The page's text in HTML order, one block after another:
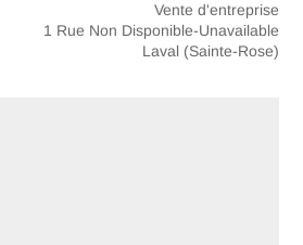
Vente d'entreprise
1 Rue Non Disponible-Unavailable
Laval (Sainte-Rose)